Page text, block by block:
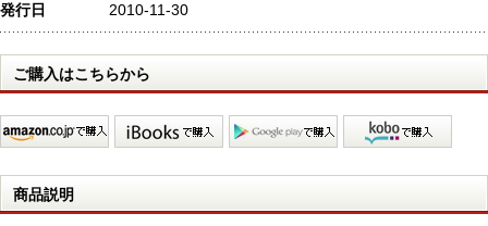
発行日 2010-11-30
ご購入はこちらから
商品説明